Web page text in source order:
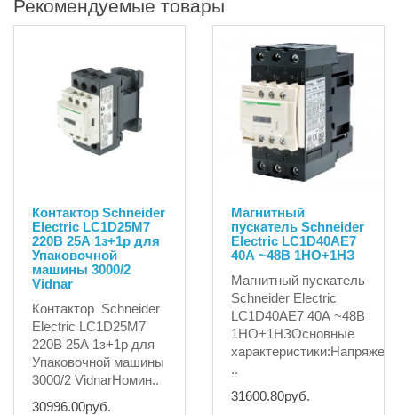
Рекомендуемые товары
Контактор Schneider
Electric LC1D25M7
220В 25А 1з+1р для
Упаковочной
машины 3000/2
Vidnar
Контактор Schneider
Electric LC1D25M7
220В 25А 1з+1р для
Упаковочной машины
3000/2 VidnarНомин..
30996.00руб.
Магнитный
пускатель Schneider
Electric LC1D40AE7
40А ~48В 1НО+1НЗ
Магнитный пускатель
Schneider Electric
LC1D40AE7 40А ~48В
1НО+1НЗОсновные
..
31600.80руб.